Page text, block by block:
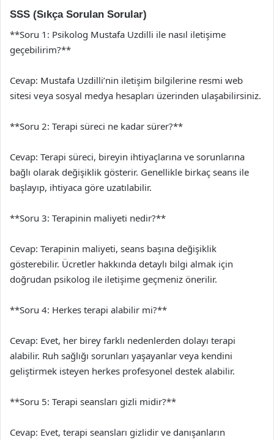
SSS (Sıkça Sorulan Sorular)
**Soru 1: Psikolog Mustafa Uzdilli ile nasıl iletişime
geçebilirim?**
Cevap: Mustafa Uzdilli’nin iletişim bilgilerine resmi web
sitesi veya sosyal medya hesapları üzerinden ulaşabilirsiniz.
**Soru 2: Terapi süreci ne kadar sürer?**
Cevap: Terapi süreci, bireyin ihtiyaçlarına ve sorunlarına
bağlı olarak değişiklik gösterir. Genellikle birkaç seans ile
başlayıp, ihtiyaca göre uzatılabilir.
**Soru 3: Terapinin maliyeti nedir?**
Cevap: Terapinin maliyeti, seans başına değişiklik
gösterebilir. Ücretler hakkında detaylı bilgi almak için
doğrudan psikolog ile iletişime geçmeniz önerilir.
**Soru 4: Herkes terapi alabilir mi?**
Cevap: Evet, her birey farklı nedenlerden dolayı terapi
alabilir. Ruh sağlığı sorunları yaşayanlar veya kendini
geliştirmek isteyen herkes profesyonel destek alabilir.
**Soru 5: Terapi seansları gizli midir?**
Cevap: Evet, terapi seansları gizlidir ve danışanların